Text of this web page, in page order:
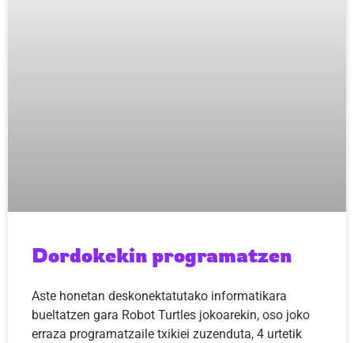
Dordokekin programatzen
Aste honetan deskonektatutako informatikara
bueltatzen gara Robot Turtles jokoarekin, oso joko
erraza programatzaile txikiei zuzenduta, 4 urtetik